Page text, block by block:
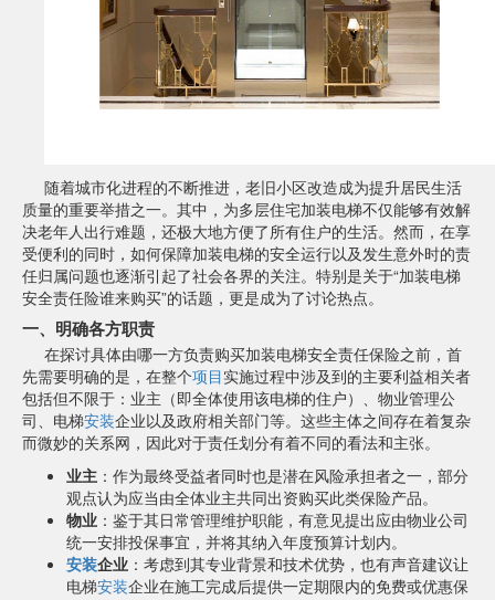
随着城市化进程的不断推进，老旧小区改造成为提升居民生活
质量的重要举措之一。其中，为多层住宅加装电梯不仅能够有效解
决老年人出行难题，还极大地方便了所有住户的生活。然而，在享
受便利的同时，如何保障加装电梯的安全运行以及发生意外时的责
任归属问题也逐渐引起了社会各界的关注。特别是关于“加装电梯
安全责任险谁来购买”的话题，更是成为了讨论热点。
一、明确各方职责
在探讨具体由哪一方负责购买加装电梯安全责任保险之前，首
先需要明确的是，在整个项目实施过程中涉及到的主要利益相关者
包括但不限于：业主（即全体使用该电梯的住户）、物业管理公
司、电梯安装企业以及政府相关部门等。这些主体之间存在着复杂
而微妙的关系网，因此对于责任划分有着不同的看法和主张。
业主 ：作为最终受益者同时也是潜在风险承担者之一，部分
观点认为应当由全体业主共同出资购买此类保险产品。
物业 ：鉴于其日常管理维护职能，有意见提出应由物业公司
统一安排投保事宜，并将其纳入年度预算计划内。
安装企业 ：考虑到其专业背景和技术优势，也有声音建议让
电梯安装企业在施工完成后提供一定期限内的免费或优惠保